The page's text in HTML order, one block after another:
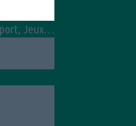
Jeux…